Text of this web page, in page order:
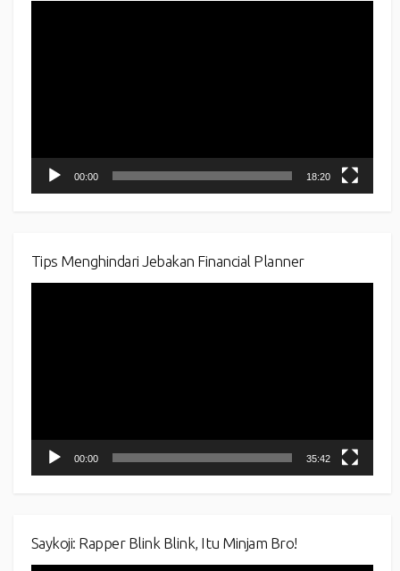
00:00 18:20
Tips Menghindari Jebakan Financial Planner
00:00 35:42
Saykoji: Rapper Blink Blink, Itu Minjam Bro!